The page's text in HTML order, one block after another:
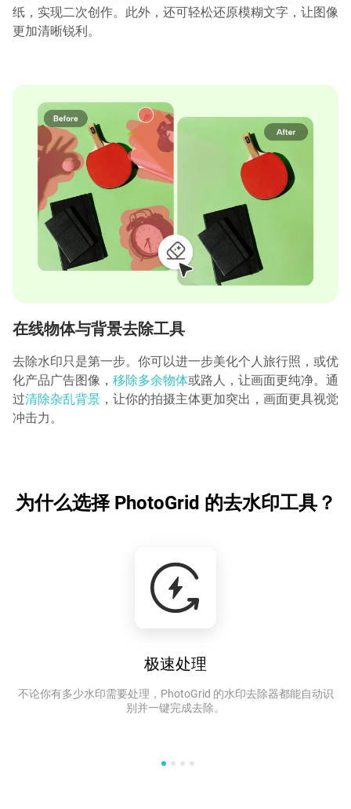
纸，实现二次创作。此外，还可轻松还原模糊文字，让图像
更加清晰锐利。
在线物体与背景去除工具
去除水印只是第一步。你可以进一步美化个人旅行照，或优
化产品广告图像， 移除多余物体或路人，让画面更纯净。通
过清除杂乱背景 ，让你的拍摄主体更加突出，画面更具视觉
冲击力。
为什么选择 PhotoGrid 的去水印工具？
极速处理
不论你有多少水印需要处理，PhotoGrid 的水印去除器都能自动识
别并一键完成去除。